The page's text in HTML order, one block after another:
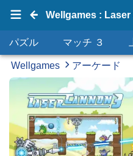
パズル マッチ ３
Wellgames アーケード